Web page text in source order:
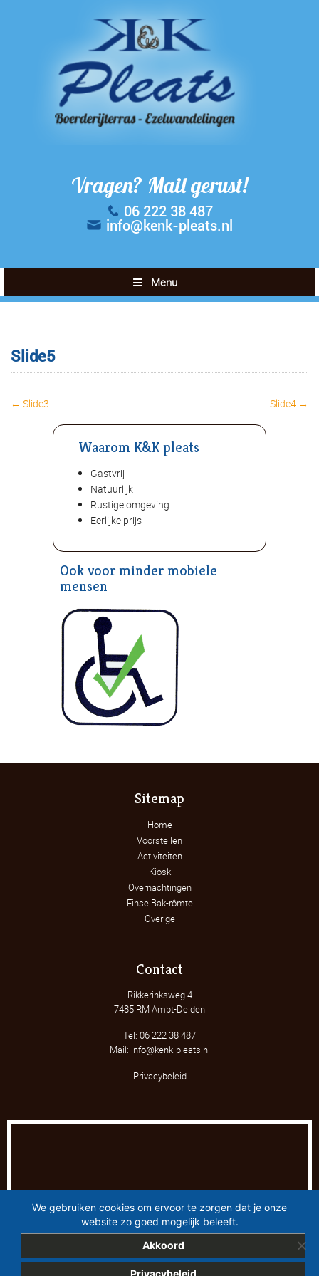
Vragen? Mail gerust!
06 222 38 487
info@kenk-pleats.nl
Menu
Slide5
Post navigation
← Slide3 Slide4 →
Waarom K&K pleats
Gastvrij
Natuurlijk
Rustige omgeving
Eerlijke prijs
Ook voor minder mobiele
mensen
Sitemap
Home
Voorstellen
Activiteiten
Kiosk
Overnachtingen
Finse Bak-rômte
Overige
Contact
Rikkerinksweg 4
7485 RM Ambt-Delden
Tel: 06 222 38 487
Mail: info@kenk-pleats.nl
Privacybeleid
Dit project is mede mogelijk gemaakt door
We gebruiken cookies om ervoor te zorgen dat je onze
website zo goed mogelijk beleeft.
Akkoord
Privacybeleid